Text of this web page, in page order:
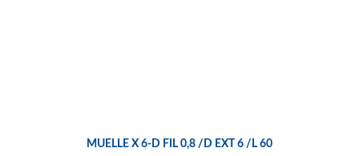
MUELLE X 6-D FIL 0,8 /D EXT 6 /L 60